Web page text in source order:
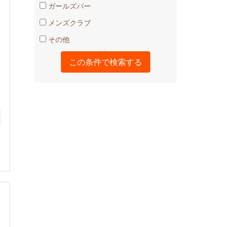
ガールズバー
メンズクラブ
その他